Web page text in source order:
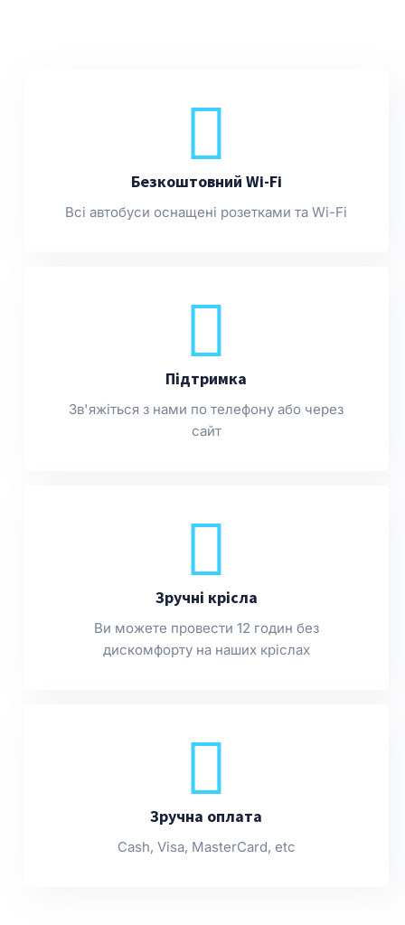
Безкоштовний Wi-Fi
Всі автобуси оснащені розетками та Wi-Fi
Підтримка
Зв'яжіться з нами по телефону або через
сайт
Зручні крісла
Ви можете провести 12 годин без
дискомфорту на наших кріслах
Зручна оплата
Cash, Visa, MasterCard, etc